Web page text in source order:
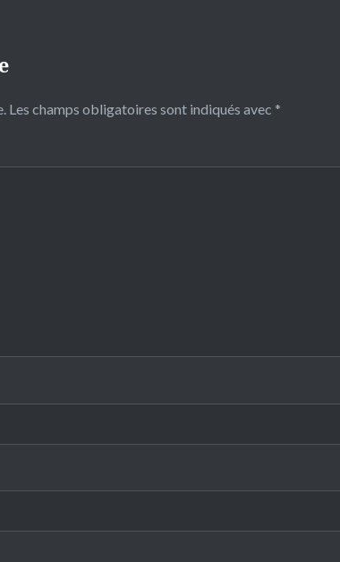
Les champs obligatoires sont indiqués avec *